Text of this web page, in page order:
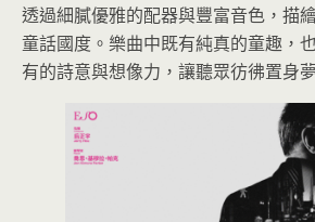
透過細膩優雅的配器與豐富音色，描
童話國度。樂曲中既有純真的童趣，
有的詩意與想像力，讓聽眾彷彿置身